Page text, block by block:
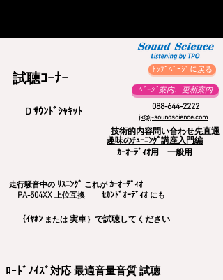
試聴ｺｰﾅｰ
D ｻｳﾝﾄﾞｼｬｷｯﾄ
ﾄｯﾌﾟﾍﾟｰｼﾞに戻る
ﾍﾟｰｼﾞ案内、更新案内
088-644-2222
jk@j-soundscience.com
技術的内容問い合わせ先直通
趣味のﾁｭｰﾆﾝｸﾞ講座入門編
​ｶｰｵｰﾃﾞｨｵ用 一般用
走行騒音中の ﾘｽﾆﾝｸﾞ これがｶｰｵｰﾃﾞｨｵ
​ PA-504XX 上位互換 ｾｶﾝﾄﾞｵｰﾃﾞｨｵ にも
｛ｲﾔﾎﾝ または 実車｝で試聴してください
​ﾛｰﾄﾞﾉｲｽﾞ対応 最適音量音質 試聴